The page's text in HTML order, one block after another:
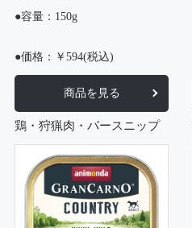
●容量：150g
●価格：￥594(税込)
商品を見る
鶏・狩猟肉・パースニップ